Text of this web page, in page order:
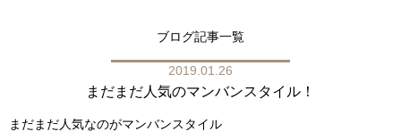
ブログ記事一覧
2019.01.26
まだまだ人気のマンバンスタイル！
まだまだ人気なのがマンバンスタイル